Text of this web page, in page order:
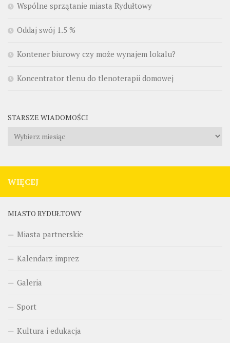
Wspólne sprzątanie miasta Rydułtowy
Oddaj swój 1.5 %
Kontener biurowy czy może wynajem lokalu?
Koncentrator tlenu do tlenoterapii domowej
STARSZE WIADOMOŚCI
Starsze
WIĘCEJ
MIASTO RYDUŁTOWY
Miasta partnerskie
Kalendarz imprez
Galeria
Sport
Kultura i edukacja